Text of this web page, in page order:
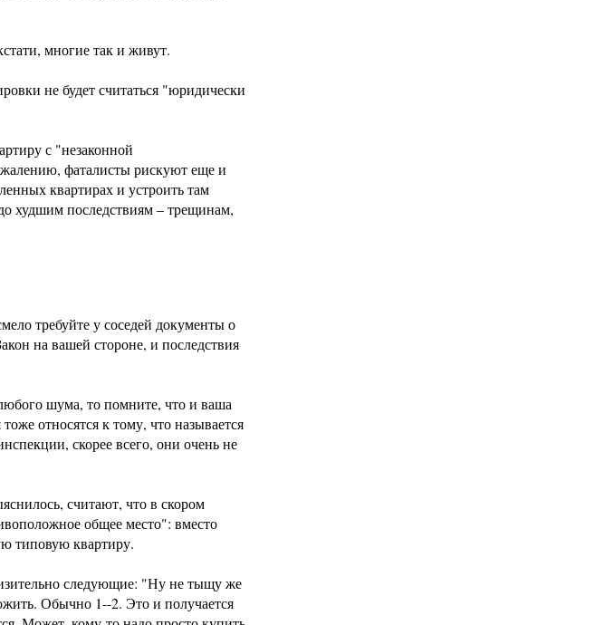
многие так и живут.
не будет считаться "юридически
с "незаконной
фаталисты рискуют еще и
квартирах и устроить там
худшим последствиям – трещинам,
требуйте у соседей документы о
на вашей стороне, и последствия
шума, то помните, что и ваша
относятся к тому, что называется
скорее всего, они очень не
считают, что в скором
общее место": вместо
типовую квартиру.
следующие: "Ну не тыщу же
Обычно 1--2. Это и получается